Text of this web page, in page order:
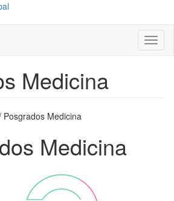
Medicina
Posgrados Medicina
Medicina